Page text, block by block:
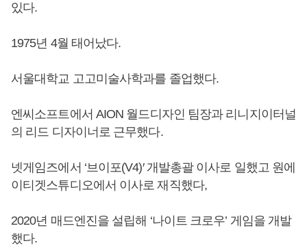
있다.
1975년 4월 태어났다.
서울대학교 고고미술사학과를 졸업했다.
엔씨소프트에서 AION 월드디자인 팀장과 리니지이터널
의 리드 디자이너로 근무했다.
넷게임즈에서 ‘브이포(V4)′ 개발총괄 이사로 일했고 원에
이티겟스튜디오에서 이사로 재직했다,
2020년 매드엔진을 설립해 ‘나이트 크로우’ 게임을 개발
했다.